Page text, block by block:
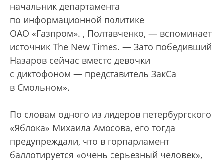
начальник департамента
по информационной политике
ОАО «Газпром». , Полтавченко, — вспоминает
источник The New Times. — Зато победивший
Назаров сейчас вместо девочки
с диктофоном — представитель ЗакСа
в Смольном».
По словам одного из лидеров петербургского
«Яблока» Михаила Амосова, его тогда
предупреждали, что в горпарламент
баллотируется «очень серьезный человек»,